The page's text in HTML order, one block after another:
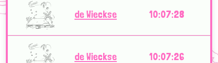
de Wieckse 10:07:28
de Wieckse 10:07:26